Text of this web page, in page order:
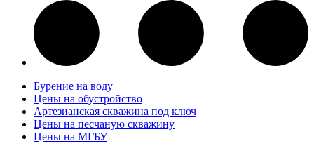
Бурение на воду
Цены на обустройство
Артезианская скважина под ключ
Цены на песчаную скважину
Цены на МГБУ